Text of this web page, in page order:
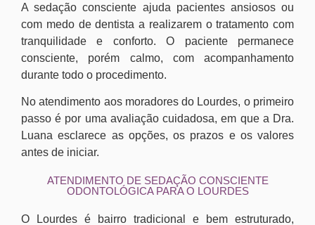
A sedação consciente ajuda pacientes ansiosos ou
com medo de dentista a realizarem o tratamento com
tranquilidade e conforto. O paciente permanece
consciente, porém calmo, com acompanhamento
durante todo o procedimento.
No atendimento aos moradores do Lourdes, o primeiro
passo é por uma avaliação cuidadosa, em que a Dra.
Luana esclarece as opções, os prazos e os valores
antes de iniciar.
ATENDIMENTO DE SEDAÇÃO CONSCIENTE
ODONTOLÓGICA PARA O LOURDES
O Lourdes é bairro tradicional e bem estruturado,